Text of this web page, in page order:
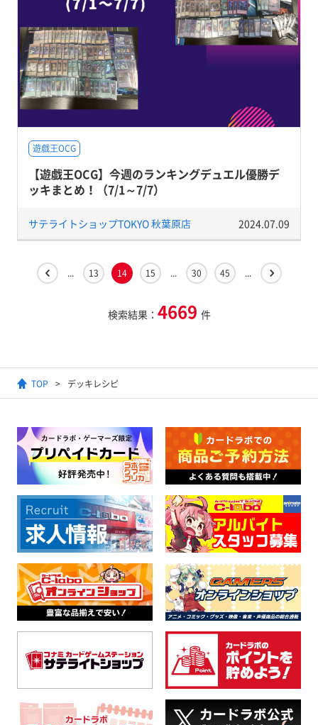
遊戯王OCG
【遊戯王OCG】今週のランキングデュエル優勝デ
ッキまとめ！（7/1～7/7）
サテライトショップTOKYO 秋葉原店 2024.07.09
... 13 14 15 ... 30 45 ...
検索結果： 4669 件
TOP デッキレシピ